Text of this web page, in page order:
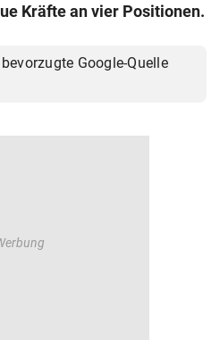
Kräfte an vier Positionen.
Google-Quelle